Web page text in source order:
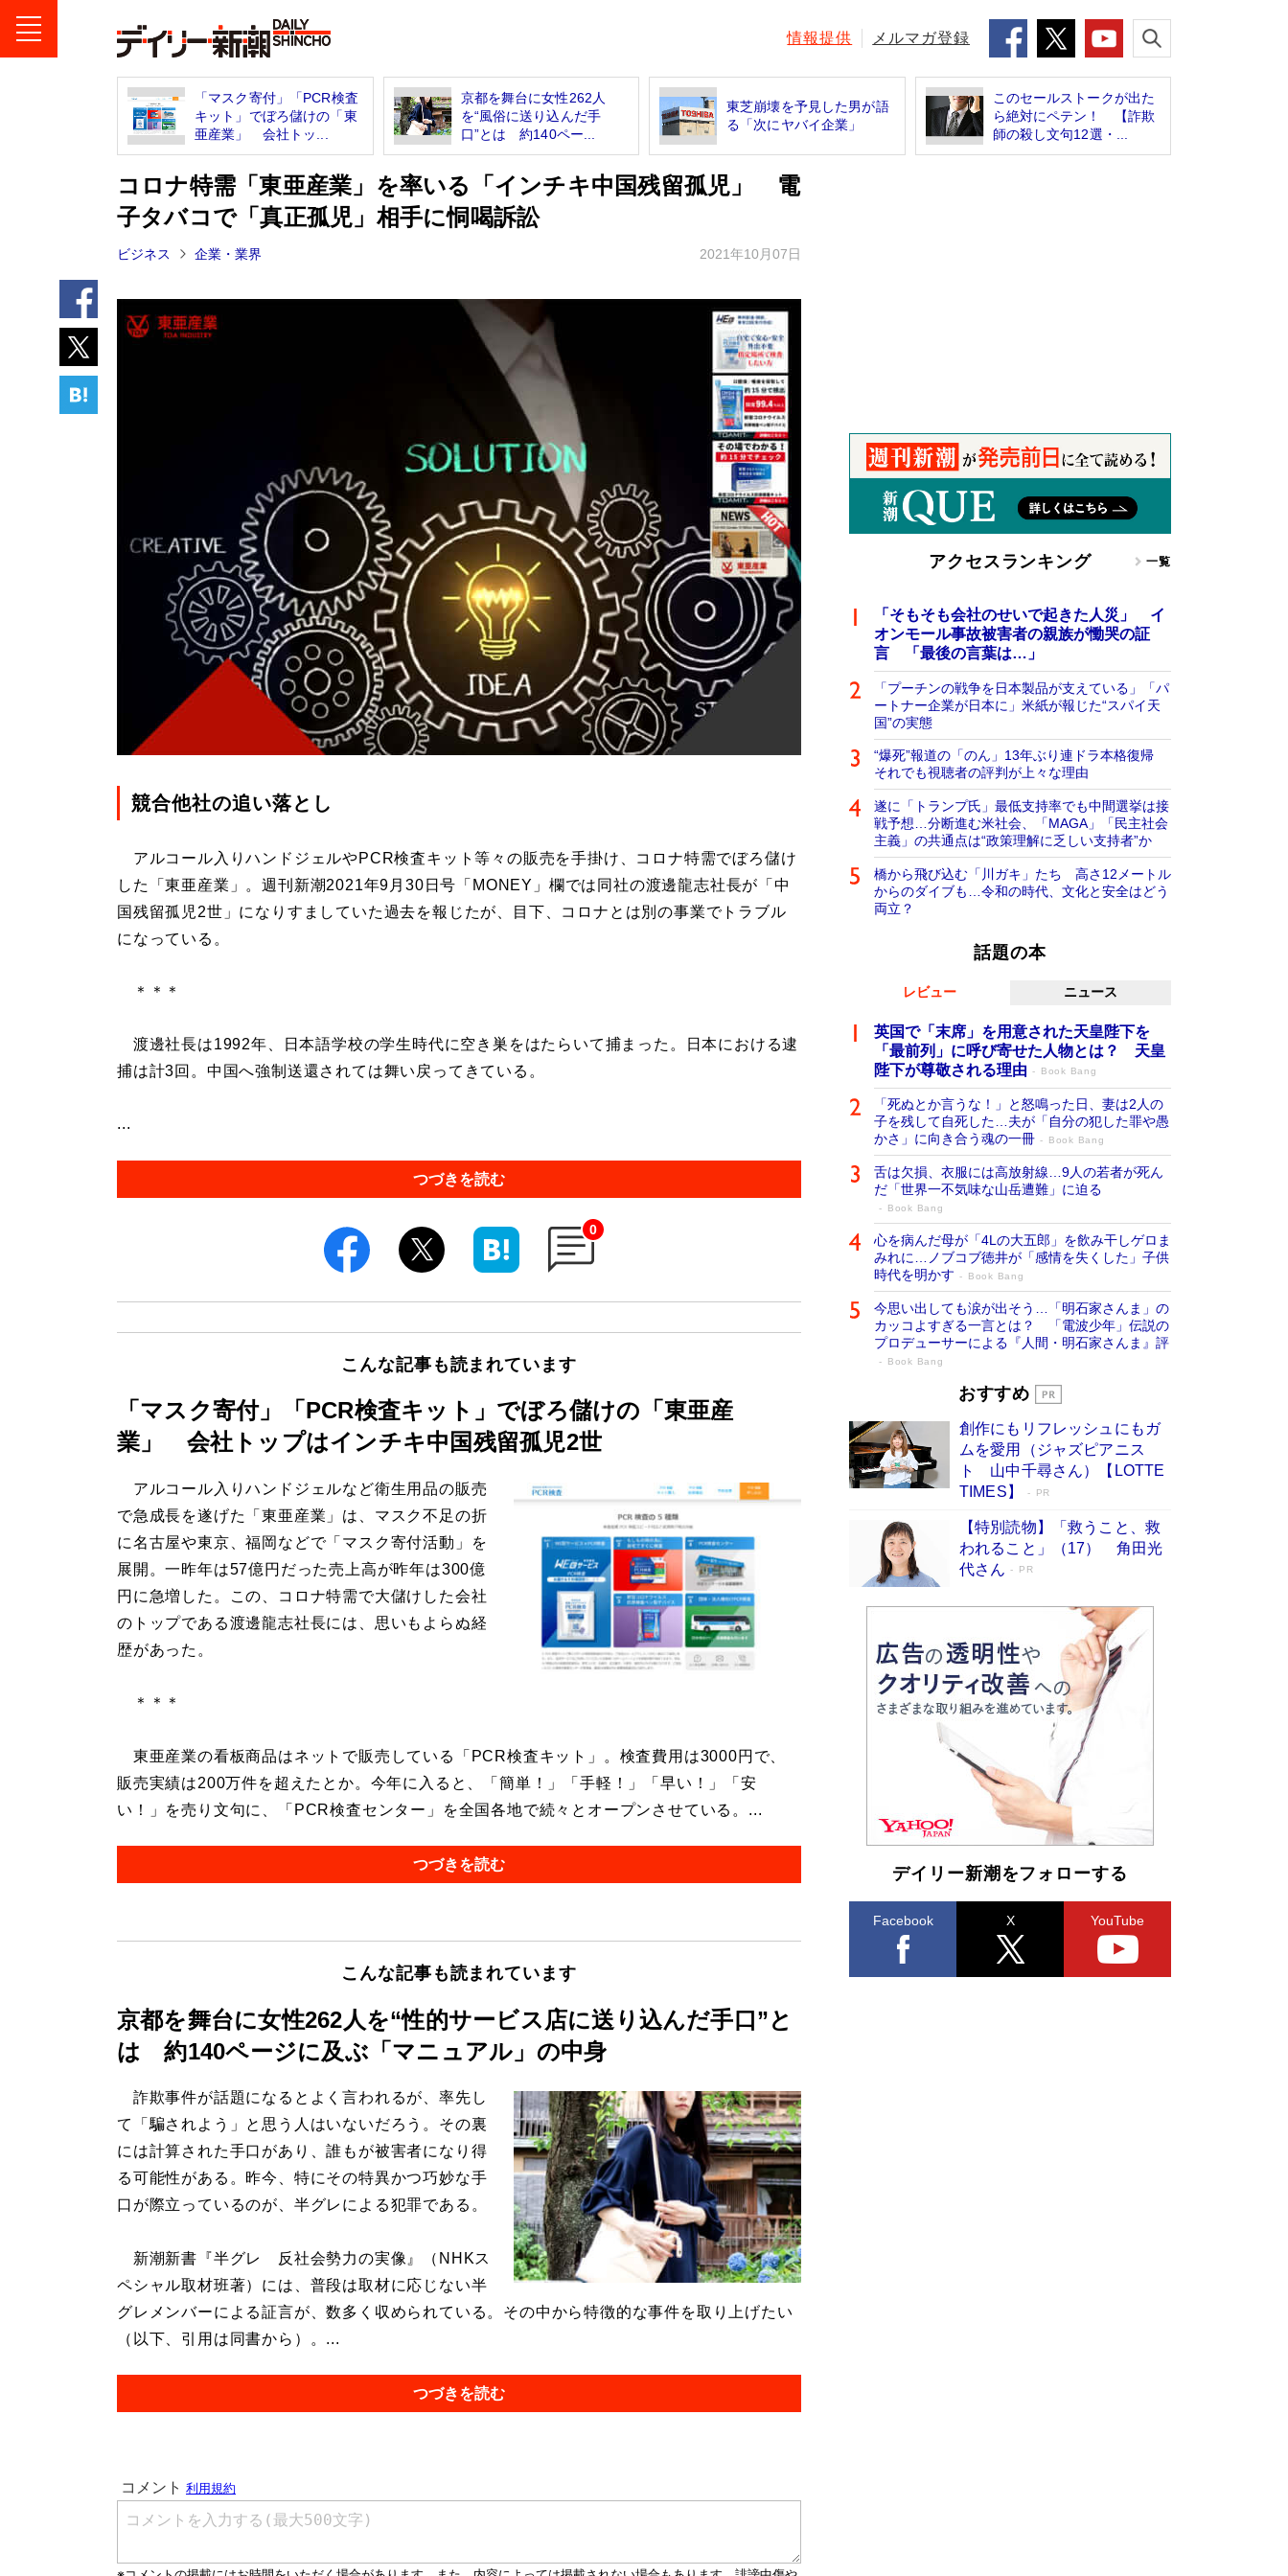
情報提供 メルマガ登録
「マスク寄付」「PCR検査
キット」でぼろ儲けの「東
亜産業」 会社トッ...
京都を舞台に女性262人
を“風俗に送り込んだ手
口”とは 約140ペー...
東芝崩壊を予見した男が語
る「次にヤバイ企業」
このセールストークが出た
ら絶対にペテン！ 【詐欺
師の殺し文句12選・...
コロナ特需「東亜産業」を率いる「インチキ中国残留孤児」 電
子タバコで「真正孤児」相手に恫喝訴訟
ビジネス 企業・業界 2021年10月07日
競合他社の追い落とし
アルコール入りハンドジェルやPCR検査キット等々の販売を手掛け、コロナ特需でぼろ儲け
した「東亜産業」。週刊新潮2021年9月30日号「MONEY」欄では同社の渡邊龍志社長が「中
国残留孤児2世」になりすましていた過去を報じたが、目下、コロナとは別の事業でトラブル
になっている。
＊＊＊
渡邊社長は1992年、日本語学校の学生時代に空き巣をはたらいて捕まった。日本における逮
捕は計3回。中国へ強制送還されては舞い戻ってきている。
...
つづきを読む
0
こんな記事も読まれています
「マスク寄付」「PCR検査キット」でぼろ儲けの「東亜産
業」 会社トップはインチキ中国残留孤児2世
アルコール入りハンドジェルなど衛生用品の販売
で急成長を遂げた「東亜産業」は、マスク不足の折
に名古屋や東京、福岡などで「マスク寄付活動」を
展開。一昨年は57億円だった売上高が昨年は300億
円に急増した。この、コロナ特需で大儲けした会社
のトップである渡邊龍志社長には、思いもよらぬ経
歴があった。
＊＊＊
東亜産業の看板商品はネットで販売している「PCR検査キット」。検査費用は3000円で、
販売実績は200万件を超えたとか。今年に入ると、「簡単！」「手軽！」「早い！」「安
い！」を売り文句に、「PCR検査センター」を全国各地で続々とオープンさせている。...
つづきを読む
こんな記事も読まれています
京都を舞台に女性262人を“性的サービス店に送り込んだ手口”と
は 約140ページに及ぶ「マニュアル」の中身
詐欺事件が話題になるとよく言われるが、率先し
て「騙されよう」と思う人はいないだろう。その裏
には計算された手口があり、誰もが被害者になり得
る可能性がある。昨今、特にその特異かつ巧妙な手
口が際立っているのが、半グレによる犯罪である。
新潮新書『半グレ 反社会勢力の実像』（NHKス
ペシャル取材班著）には、普段は取材に応じない半
グレメンバーによる証言が、数多く収められている。その中から特徴的な事件を取り上げたい
（以下、引用は同書から）。...
つづきを読む
アクセスランキング 一覧
「そもそも会社のせいで起きた人災」 イ
オンモール事故被害者の親族が慟哭の証
言 「最後の言葉は…」
「プーチンの戦争を日本製品が支えている」「パ
ートナー企業が日本に」米紙が報じた“スパイ天
国”の実態
“爆死”報道の「のん」13年ぶり連ドラ本格復帰
それでも視聴者の評判が上々な理由
遂に「トランプ氏」最低支持率でも中間選挙は接
戦予想…分断進む米社会、「MAGA」「民主社会
主義」の共通点は“政策理解に乏しい支持者”か
橋から飛び込む「川ガキ」たち 高さ12メートル
からのダイブも…令和の時代、文化と安全はどう
両立？
話題の本
レビュー ニュース
英国で「末席」を用意された天皇陛下を
「最前列」に呼び寄せた人物とは？ 天皇
陛下が尊敬される理由
Book Bang
「死ぬとか言うな！」と怒鳴った日、妻は2人の
子を残して自死した…夫が「自分の犯した罪や愚
かさ」に向き合う魂の一冊
Book Bang
舌は欠損、衣服には高放射線…9人の若者が死ん
だ「世界一不気味な山岳遭難」に迫る
Book Bang
心を病んだ母が「4Lの大五郎」を飲み干しゲロま
みれに…ノブコブ徳井が「感情を失くした」子供
時代を明かす
Book Bang
今思い出しても涙が出そう…「明石家さんま」の
カッコよすぎる一言とは？ 「電波少年」伝説の
プロデューサーによる『人間・明石家さんま』評
Book Bang
「叱って伸びるやつは、褒めたらもっと伸
た“人を育てるコツ”…芸への考え方を明か
す
Book Bang
「『火垂るの墓』は、大嘘である」原作者が抱き
続けた“自責の念”とは…「自己憐憫は描きたくな
い」監督が徹底的にこだわったこと（後編） #
戦争の記憶
Book Bang
美輪明宏 晩年の回答を集めた『ほほえんで生き
るための人生相談』がランクイン［エンターテイ
メントベストセラー］
Book Bang
「宇宙兄弟」最終46巻がベストセラー1位 宇宙
開発への関心を押し上げた18年の物語に幕 特装
版には「宇宙で描かれたマンガ」も収録
Book Bang
「不意に涙が出そうに…」高嶋政伸が明かし
た“13歳の娘を暴行する役”への葛藤 インティマ
シーコーディネーターに支えられたNHK『大奥』
Book Bang
おすすめ
創作にもリフレッシュにもガ
ムを愛用（ジャズピアニス
ト 山中千尋さん）【LOTTE
TIMES】
PR
【特別読物】「救うこと、救
われること」（17） 角田光
代さん
PR
デイリー新潮をフォローする
Facebook X YouTube